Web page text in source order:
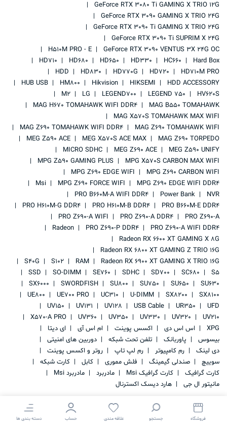
GeForce RTX 3080 Ti GAMING X TRIO 12G
GeForce RTX 3090 GAMING X TRIO 24G
GeForce RTX 3090 Ti GAMING X TRIO 24G
GeForce RTX 3090 Ti SUPRIM X 24G
GeForce RTX 3090 VENTUS 3X 24G OC
H510M PRO - E
Hard Box
HC660
HD330
HD650
HD680
HD710
HD710M PRO
HD720
HD770G
HD830
HDD
HDD ACCESSORY
HIKSEMI
Hikvision
HM800
HUB USB
HV620S
LEGEND 750
LEGEND700
LG
M2
MAG B550 TOMAHAWK
MAG H670 TOMAHAWK WIFI DDR4
MAG X570S TOMAHAWK MAX WIFI
MAG Z690 TOMAHAWK WIFI
MAG Z690 TOMAHAWK WIFI DDR4
MAG Z690 TORPEDO
MEG X570S ACE MAX
MEG Z590 ACE
MEG Z590 UNIFY
MEG Z690 ACE
MICRO SDHC
MPG X570S CARBON MAX WIFI
MPG Z590 GAMING PLUS
MPG Z690 CARBON WIFI
MPG Z690 EDGE WIFI
MPG Z690 EDGE WIFI DDR4
MPG Z690 FORCE WIFI
Msi
NVR
Power Bank
PRO B660M-A WIFI DDR4
PRO B660M-E DDR4
PRO H610M-B DDR4
PRO H610M-G DDR4
PRO Z690-A
PRO Z690-A DDR4
PRO Z690-A WIFI
PRO Z690-A WIFI DDR4
PRO Z690-P DDR4
Radeon
Radeon RX 6600 XT GAMING X 8G
Radeon RX 6800 XT GAMING Z TRIO 16G
Radeon RX 6900 XT GAMING X TRIO 16G
RAM
S102
S40G
S5
SC680
SD700
SDHC
SE760
SO-DIMM
SSD
SU630
SU650
SU750
SU800
SWORDFISH
SX6000
SX8100
SX8200
U-DIMM
UC310
UE700 PRO
UE800
UFD
UR350
USB Cable
UV128
UV131
UV150
UV210
UV320
UV330
UV350
UV360
X570-A PRO
XPG
اس اس دی اکسس پوینت ام اس آی
ای دیتا
بیسوس
پاوربانک تلفن تحت شبکه
دوربین های امنیتی
دی لینک
رم کامپیوتر رم لپ تاپ
روتر و اکسس پوینت
سوییچ
صندلی گیمینگ فلش مموری کابل
کارت شبکه
کارت گرافیک
کارت گرافیک Msi مادربرد
مادربرد Msi
مانیتور ال جی
هارد دیسک اکسترنال
فروشگاه جستجو علاقه مندی حساب دسته بندی ها